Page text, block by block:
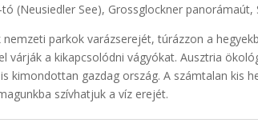
(Neusiedler See), Grossglockner panorámaút,
nemzeti parkok varázserejét, túrázzon a
várják a kikapcsolódni vágyókat. Ausztria
kimondottan gazdag ország. A számtalan kis
szívhatjuk a víz erejét.